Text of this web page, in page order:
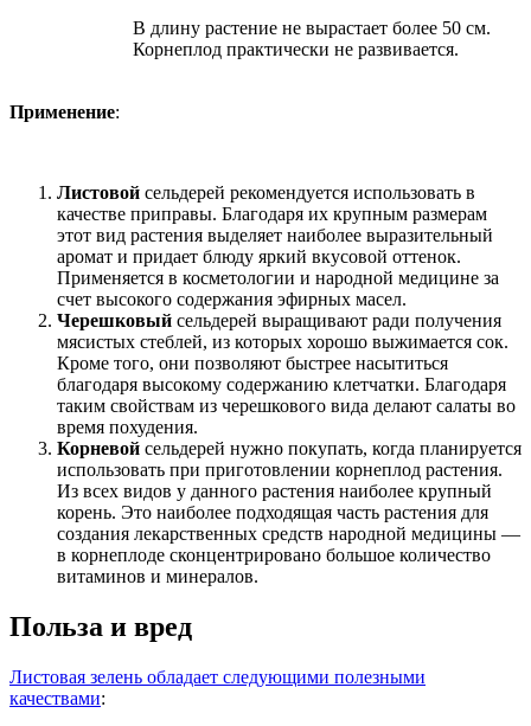
В длину растение не вырастает более 50 см.
Корнеплод практически не развивается.
Применение:
Листовой сельдерей рекомендуется использовать в
качестве приправы. Благодаря их крупным размерам
этот вид растения выделяет наиболее выразительный
аромат и придает блюду яркий вкусовой оттенок.
Применяется в косметологии и народной медицине за
счет высокого содержания эфирных масел.
Черешковый сельдерей выращивают ради получения
мясистых стеблей, из которых хорошо выжимается сок.
Кроме того, они позволяют быстрее насытиться
благодаря высокому содержанию клетчатки. Благодаря
таким свойствам из черешкового вида делают салаты во
время похудения.
Корневой сельдерей нужно покупать, когда планируется
использовать при приготовлении корнеплод растения.
Из всех видов у данного растения наиболее крупный
корень. Это наиболее подходящая часть растения для
создания лекарственных средств народной медицины —
в корнеплоде сконцентрировано большое количество
витаминов и минералов.
Польза и вред
Листовая зелень обладает следующими полезными
качествами: